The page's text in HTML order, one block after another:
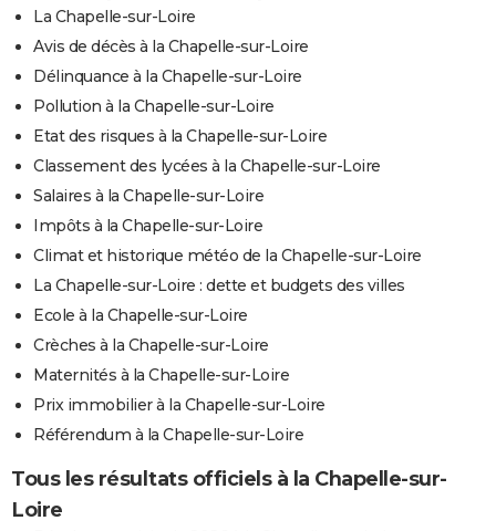
La Chapelle-sur-Loire
Avis de décès à la Chapelle-sur-Loire
Délinquance à la Chapelle-sur-Loire
Pollution à la Chapelle-sur-Loire
Etat des risques à la Chapelle-sur-Loire
Classement des lycées à la Chapelle-sur-Loire
Salaires à la Chapelle-sur-Loire
Impôts à la Chapelle-sur-Loire
Climat et historique météo de la Chapelle-sur-Loire
La Chapelle-sur-Loire : dette et budgets des villes
Ecole à la Chapelle-sur-Loire
Crèches à la Chapelle-sur-Loire
Maternités à la Chapelle-sur-Loire
Prix immobilier à la Chapelle-sur-Loire
Référendum à la Chapelle-sur-Loire
Tous les résultats officiels à la Chapelle-sur-
Loire